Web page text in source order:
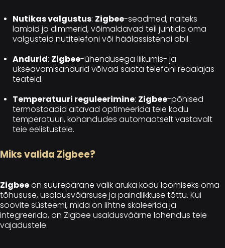
Nutikas valgustus: Zigbee-seadmed, näiteks
lambid ja dimmerid, võimaldavad teil juhtida oma
valgusteid nutitelefoni või häälassistendi abil.
Andurid: Zigbee-ühendusega liikumis- ja
ukseavamisandurid võivad saata telefoni reaalajas
teateid.
Temperatuuri reguleerimine: Zigbee-põhised
termostaadid aitavad optimeerida teie kodu
temperatuuri, kohandudes automaatselt vastavalt
teie eelistustele.
Miks valida Zigbee?
Zigbeeon suurepärane valik aruka kodu loomiseks oma
tõhususe, usaldusväärsuse ja paindlikkuse tõttu. Kui
soovite süsteemi, mida on lihtne skaleerida ja
integreerida, on Zigbee usaldusväärne lahendus teie
vajadustele.